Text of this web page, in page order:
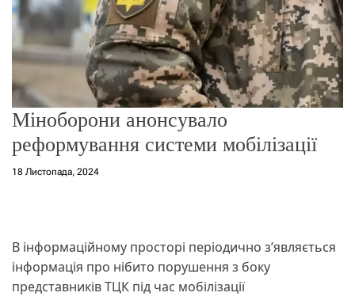
Міноборони анонсувало
реформування системи мобілізації
18 Листопада, 2024
В інформаційному просторі періодично з’являється
інформація про нібито порушення з боку
представників ТЦК під час мобілізації